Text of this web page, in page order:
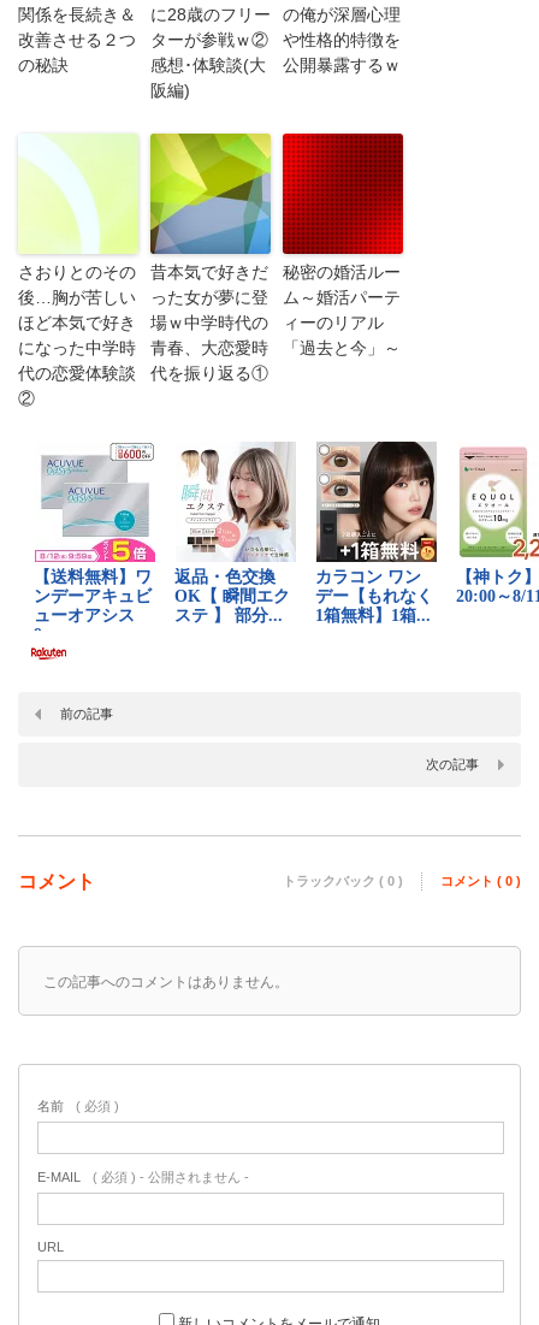
関係を長続き＆
改善させる２つ
の秘訣
に28歳のフリー
ターが参戦ｗ②
感想･体験談(大
阪編)
の俺が深層心理
や性格的特徴を
公開暴露するｗ
さおりとのその
後…胸が苦しい
ほど本気で好き
になった中学時
代の恋愛体験談
②
昔本気で好きだ
った女が夢に登
場ｗ中学時代の
青春、大恋愛時
代を振り返る①
秘密の婚活ルー
ム～婚活パーテ
ィーのリアル
「過去と今」～
前の記事
次の記事
コメント トラックバック ( 0 ) コメント ( 0 )
この記事へのコメントはありません。
名前 ( 必須 )
E-MAIL ( 必須 ) - 公開されません -
URL